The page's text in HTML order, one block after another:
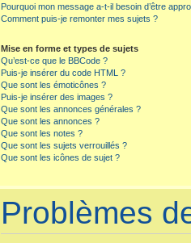
Pourquoi mon message a-t-il besoin d’être
Comment puis-je remonter mes sujets ?
Mise en forme et types de sujets
Qu’est-ce que le BBCode ?
Puis-je insérer du code HTML ?
Que sont les émoticônes ?
Puis-je insérer des images ?
Que sont les annonces générales ?
Que sont les annonces ?
Que sont les notes ?
Que sont les sujets verrouillés ?
Que sont les icônes de sujet ?
Problèmes